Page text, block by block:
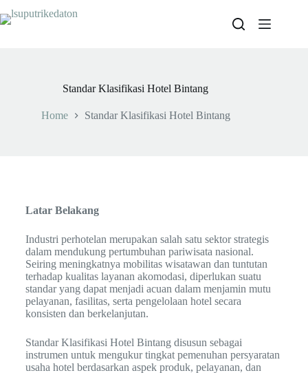
Standar Klasifikasi Hotel Bintang
Home Standar Klasifikasi Hotel Bintang
Latar Belakang
Industri perhotelan merupakan salah satu sektor strategis
dalam mendukung pertumbuhan pariwisata nasional.
Seiring meningkatnya mobilitas wisatawan dan tuntutan
terhadap kualitas layanan akomodasi, diperlukan suatu
standar yang dapat menjadi acuan dalam menjamin mutu
pelayanan, fasilitas, serta pengelolaan hotel secara
konsisten dan berkelanjutan.
Standar Klasifikasi Hotel Bintang disusun sebagai
instrumen untuk mengukur tingkat pemenuhan persyaratan
usaha hotel berdasarkan aspek produk, pelayanan, dan